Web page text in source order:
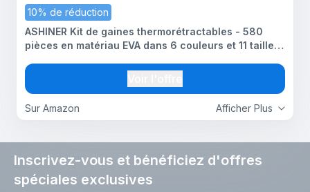
10% de réduction
Afficher Plus
Sur Amazon
ASHINER Kit de gaines thermorétractables - 580
pièces en matériau EVA dans 6 couleurs et 11 tailles
les connecteurs de fil avec une conception
Inscrivez-vous et bénéficiez d'offres
spéciales exclusives